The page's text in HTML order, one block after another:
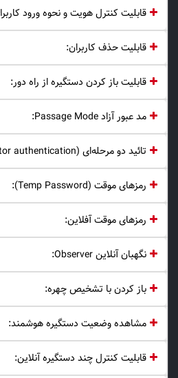
قابلیت کنترل هویت و نحوه ورود کاربران:
قابلیت حذف کاربران:
قابلیت باز کردن دستگیره از راه دور:
مد عبور آزاد Passage Mode:
تائید دو مرحله‌ای (2FA 2 factor authentication):
رمزهای موقت (Temp Password):
رمزهای موقت آفلاین:
نگهبان آنلاین Observer:
باز کردن با تشخیص چهره:
مشاهده وضعیت دستگیره هوشمند:
قابلیت کنترل چند دستگیره آنلاین: